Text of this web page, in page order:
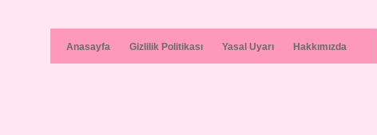
Anasayfa Gizlilik Politikası Yasal Uyarı Hakkımızda